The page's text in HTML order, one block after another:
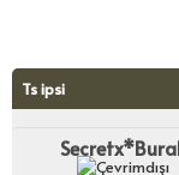
Ts ipsi